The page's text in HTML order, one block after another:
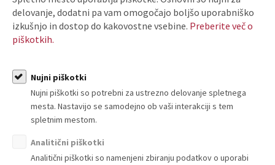
e-mail: tajnistvo@tzslo.si
Vljudno vabljeni k vpisu!
Morda vas zanima tudi:
delovanje, dodatni pa vam omogočajo boljšo uporabniško
izkušnjo in dostop do kakovostne vsebine. Preberite več o
piškotkih.
Nujni piškotki
Nujni piškotki so potrebni za ustrezno delovanje spletnega
mesta. Nastavijo se samodejno ob vaši interakciji s tem
spletnim mestom.
Analitični piškotki
Analitični piškotki so namenjeni zbiranju podatkov o uporabi